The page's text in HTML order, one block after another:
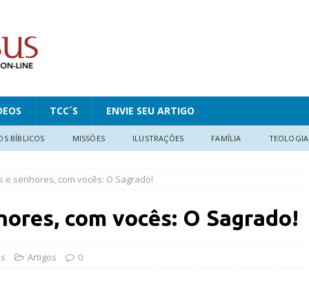
TCC´S ENVIE SEU ARTIGO
BÍBLICOS MISSÕES ILUSTRAÇÕES FAMÍLIA TEOLOGIA
e senhores, com vocês: O Sagrado!
com vocês: O Sagrado!
Artigos 0